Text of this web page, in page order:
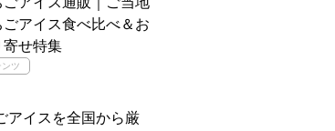
ごアイス食べ比べ＆お
寄せ特集
アイスを全国から厳